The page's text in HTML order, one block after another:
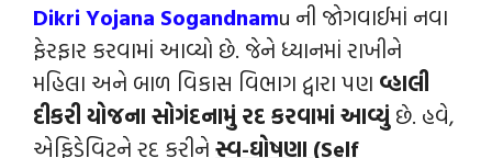
Dikri Yojana Sogandnamu ની જોગવાઈમાં નવા
ફેરફાર કરવામાં આવ્યો છે. જેને ધ્યાનમાં રાખીને
મહિલા અને બાળ વિકાસ વિભાગ દ્વારા પણ વ્હાલી
દીકરી યોજના સોગંદનામું રદ કરવામાં આવ્યું છે. હવે,
એફિડેવિટને રદ કરીને સ્વ-ઘોષણા (Self